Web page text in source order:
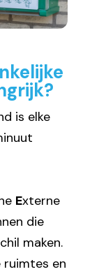
is elke
Externe
die
maken.
ruimtes en